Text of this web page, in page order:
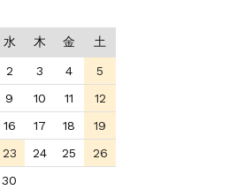
水 木 金 土
2 3 4
5
9 10 11
12
16 17 18
19
23 24 25
26
30